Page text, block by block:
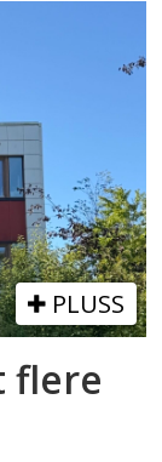
PLUSS
flere